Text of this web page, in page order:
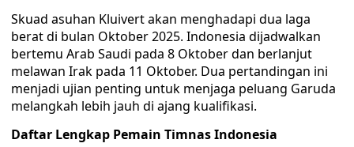
Skuad asuhan Kluivert akan menghadapi dua laga
berat di bulan Oktober 2025. Indonesia dijadwalkan
bertemu Arab Saudi pada 8 Oktober dan berlanjut
melawan Irak pada 11 Oktober. Dua pertandingan ini
menjadi ujian penting untuk menjaga peluang Garuda
melangkah lebih jauh di ajang kualifikasi.
Daftar Lengkap Pemain Timnas Indonesia